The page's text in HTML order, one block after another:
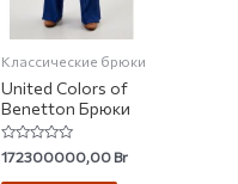
Классические брюки
United Colors of
Benetton Брюки
Rated
0
out
172300000,00Br